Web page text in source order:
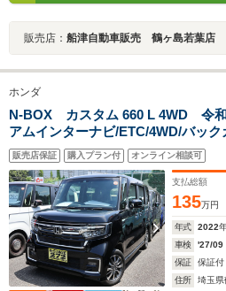
販売店： 船津自動車販売 鶴ヶ島若葉店 ＪＵ適
ホンダ
N-BOX カスタム 660 L 4WD 令和
アムインターナビ/ETC/4WD/バッ
軽減ブレーキ/電子制御パーキング/
ートヒーター/ソナーセンサー/アダ
トロール
販売店保証 購入プラン付 オンライン相談可
支払総額
135万円
年式 2022
車検
'27/09
保証
保証付
住所
埼玉県